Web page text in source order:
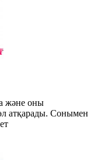
және оны
атқарады. Сонымен